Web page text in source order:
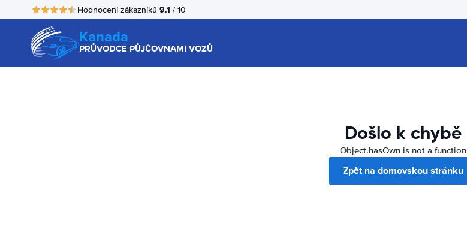
Hodnocení zákazníků 9.1 / 10
Kanada
PRŮVODCE PŮJČOVNAMI VOZŮ
Došlo k chybě
Object.hasOwn is not a function
Zpět na domovskou stránku